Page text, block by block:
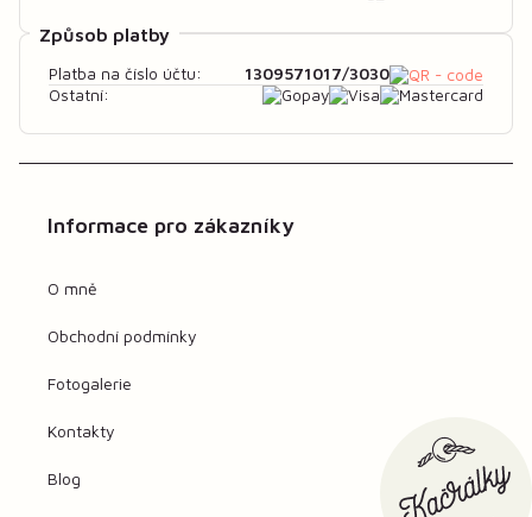
Způsob platby
Platba na číslo účtu: 1309571017/3030
Ostatní:
Informace pro zákazníky
O mně
Obchodní podmínky
Fotogalerie
Kontakty
Blog